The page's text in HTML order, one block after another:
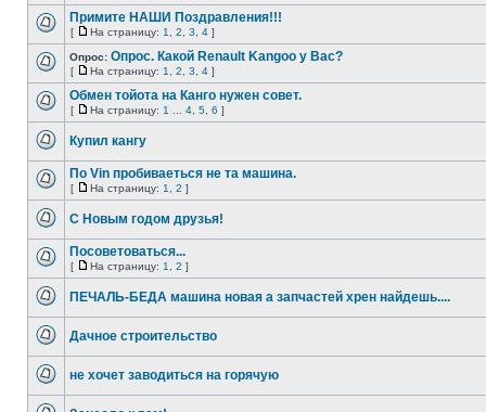
Примите НАШИ Поздравления!!!
[ На страницу: 1 2 3 4 ]
Опрос: Опрос. Какой Renault Kangoo у Вас?
[ На страницу: 1 2 3 4 ]
Обмен тойота на Канго нужен совет.
[ На страницу: 1 4 5 6 ]
Купил кангу
По Vin пробиваеться не та машина.
[ На страницу: 1 2 ]
С Новым годом друзья!
Посоветоваться...
[ На страницу: 1 2 ]
ПЕЧАЛЬ-БЕДА машина новая а запчастей хрен найдешь....
Дачное строительство
не хочет заводиться на горячую